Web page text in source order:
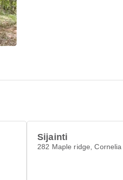
Sijainti
282 Maple ridge,